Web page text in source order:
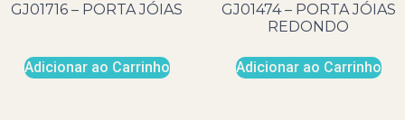
GJ01716 – PORTA JÓIAS
Adicionar ao Carrinho
GJ01474 – PORTA JÓIAS
REDONDO
Adicionar ao Carrinho